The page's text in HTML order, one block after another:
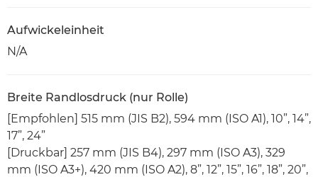
Aufwickeleinheit
N/A
Breite Randlosdruck (nur Rolle)
[Empfohlen] 515 mm (JIS B2), 594 mm (ISO A1), 10”, 14”,
17”, 24”
[Druckbar] 257 mm (JIS B4), 297 mm (ISO A3), 329
mm (ISO A3+), 420 mm (ISO A2), 8”, 12”, 15”, 16”, 18”, 20”,